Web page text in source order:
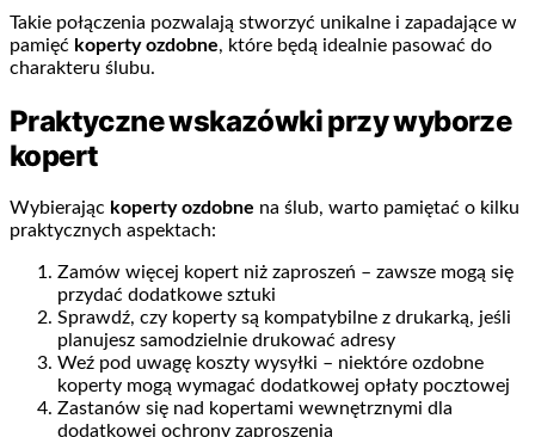
Takie połączenia pozwalają stworzyć unikalne i zapadające w
pamięć koperty ozdobne, które będą idealnie pasować do
charakteru ślubu.
Praktyczne wskazówki przy wyborze
kopert
Wybierając koperty ozdobne na ślub, warto pamiętać o kilku
praktycznych aspektach:
Zamów więcej kopert niż zaproszeń – zawsze mogą się
przydać dodatkowe sztuki
Sprawdź, czy koperty są kompatybilne z drukarką, jeśli
planujesz samodzielnie drukować adresy
Weź pod uwagę koszty wysyłki – niektóre ozdobne
koperty mogą wymagać dodatkowej opłaty pocztowej
Zastanów się nad kopertami wewnętrznymi dla
dodatkowej ochrony zaproszenia